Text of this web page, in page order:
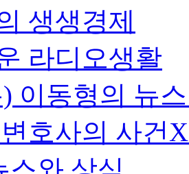
생생경제
라디오생활
이동형의 뉴
호사의 사건